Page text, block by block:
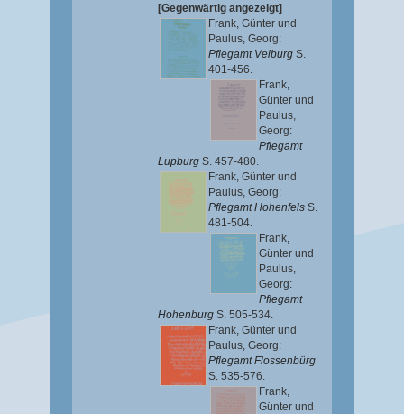
[Gegenwärtig angezeigt]
Frank, Günter und
Paulus, Georg:
Pflegamt Velburg S.
401-456.
Frank,
Günter und
Paulus,
Georg:
Pflegamt
Lupburg S. 457-480.
Frank, Günter und
Paulus, Georg:
Pflegamt Hohenfels S.
481-504.
Frank,
Günter und
Paulus,
Georg:
Pflegamt
Hohenburg S. 505-534.
Frank, Günter und
Paulus, Georg:
Pflegamt Flossenbürg
S. 535-576.
Frank,
Günter und